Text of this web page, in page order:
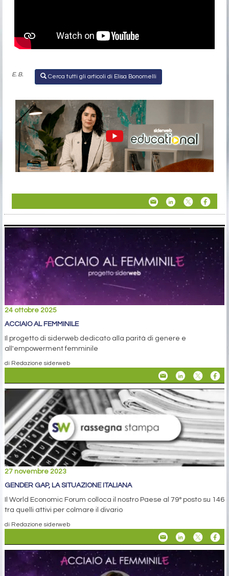
E. B. Cerca tutti gli articoli di Elisa Bonomelli
24 ottobre 2025
ACCIAIO AL FEMMINILE
Il progetto di siderweb dedicato alla parità di genere e
all'empowerment femminile
di Redazione siderweb
27 novembre 2023
GENDER GAP, LA SITUAZIONE ITALIANA
Il World Economic Forum colloca il nostro Paese al 79° posto su 146
tra quelli attivi per colmare il divario
di Redazione siderweb